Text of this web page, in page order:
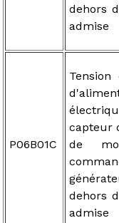
dehors
admise
P06B01C
capteur
de
dehors
admise